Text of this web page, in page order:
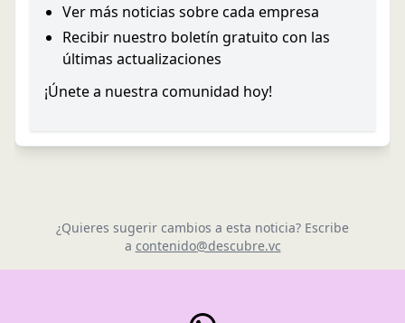
Ver más noticias sobre cada empresa
Recibir nuestro boletín gratuito con las
últimas actualizaciones
¡Únete a nuestra comunidad hoy!
¿Quieres sugerir cambios a esta noticia? Escribe
a contenido@descubre.vc